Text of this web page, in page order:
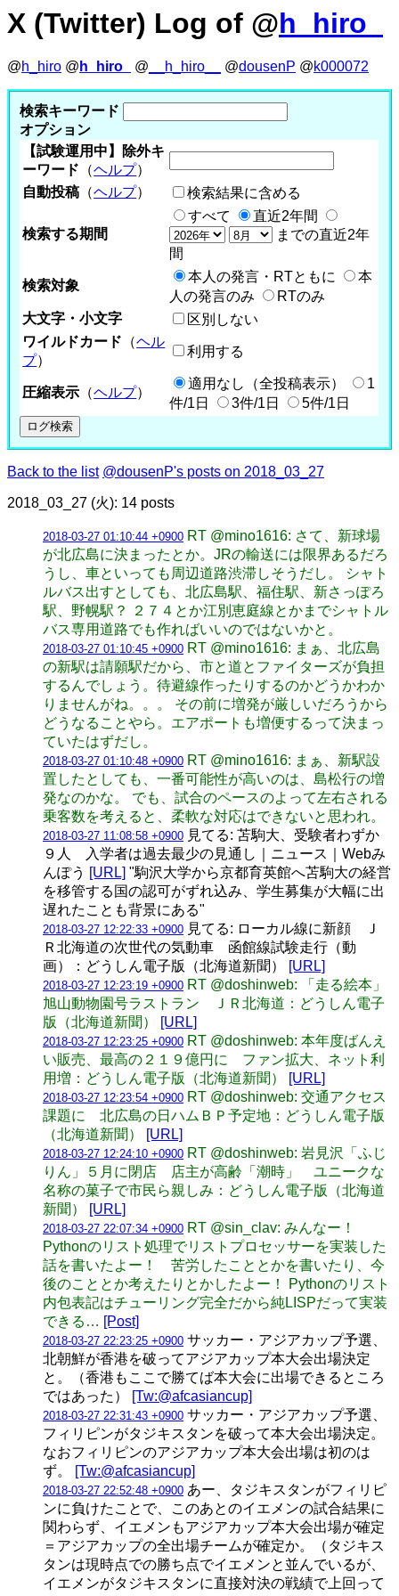
X (Twitter) Log of @h_hiro_
@h_hiro @ h_hiro_ @ __h_hiro__ @dousenP @k000072
検索キーワード
オプション
【試験運用中】除外キ
ーワード （ヘルプ）
自動投稿 （ヘルプ） 検索結果に含める
検索する期間
すべて
直近2年間
までの直近2年
間
検索対象
本人の発言・RTともに
本
人の発言のみ
RTのみ
大文字・小文字
区別しない
ワイルドカード （ヘル
プ）
利用する
圧縮表示 （ヘルプ）
適用なし（全投稿表示）
1
件/1日
3件/1日 5件/1日
Back to the list @dousenP's posts on 2018_03_27
2018_03_27 (火): 14 posts
2018-03-27 01:10:44 +0900 RT @mino1616: さて、新球場
が北広島に決まったとか。JRの輸送には限界あるだろ
うし、車といっても周辺道路渋滞しそうだし。 シャト
ルバス出すとしても、北広島駅、福住駅、新さっぽろ
駅、野幌駅？ ２７４とか江別恵庭線とかまでシャトル
バス専用道路でも作ればいいのではないかと。
2018-03-27 01:10:45 +0900 RT @mino1616: まぁ、北広島
の新駅は請願駅だから、市と道とファイターズが負担
するんでしょう。待避線作ったりするのかどうかわか
りませんがね。。。 その前に増発が厳しいだろうから
どうなることやら。エアポートも増便するって決まっ
ていたはずだし。
2018-03-27 01:10:48 +0900 RT @mino1616: まぁ、新駅設
置したとしても、一番可能性が高いのは、島松行の増
発なのかな。 でも、試合のペースのよって左右される
乗客数を考えると、柔軟な対応はできないと思われ。
2018-03-27 11:08:58 +0900 見てる: 苫駒大、受験者わずか
９人 入学者は過去最少の見通し｜ニュース｜Webみ
んぽう [URL] "駒沢大学から京都育英館へ苫駒大の経営
を移管する国の認可がずれ込み、学生募集が大幅に出
遅れたことも背景にある"
2018-03-27 12:22:33 +0900 見てる: ローカル線に新顔 Ｊ
Ｒ北海道の次世代の気動車 函館線試験走行（動
画）：どうしん電子版（北海道新聞）
[URL]
2018-03-27 12:23:19 +0900 RT @doshinweb: 「走る絵本」
旭山動物園号ラストラン ＪＲ北海道：どうしん電子
版（北海道新聞）
[URL]
2018-03-27 12:23:25 +0900 RT @doshinweb: 本年度ばんえ
い販売、最高の２１９億円に ファン拡大、ネット利
用増：どうしん電子版（北海道新聞）
[URL]
2018-03-27 12:23:54 +0900 RT @doshinweb: 交通アクセス
課題に 北広島の日ハムＢＰ予定地：どうしん電子版
（北海道新聞）
[URL]
2018-03-27 12:24:10 +0900 RT @doshinweb: 岩見沢「ふじ
りん」５月に閉店 店主が高齢「潮時」 ユニークな
名称の菓子で市民ら親しみ：どうしん電子版（北海道
新聞）
[URL]
2018-03-27 22:07:34 +0900 RT @sin_clav: みんなー！
Pythonのリスト処理でリストプロセッサーを実装した
話を書いたよー！ 苦労したこととかを書いたり、今
後のこととか考えたりとかしたよー！ Pythonのリスト
内包表記はチューリング完全だから純LISPだって実装
できる… [Post]
2018-03-27 22:23:25 +0900 サッカー・アジアカップ予選、
北朝鮮が香港を破ってアジアカップ本大会出場決定
と。（香港もここで勝てば本大会に出場できるところ
ではあった）
[Tw:@afcasiancup]
2018-03-27 22:31:43 +0900 サッカー・アジアカップ予選、
フィリピンがタジキスタンを破って本大会出場決定。
なおフィリピンのアジアカップ本大会出場は初のは
ず。
[Tw:@afcasiancup]
2018-03-27 22:52:48 +0900 あー、タジキスタンがフィリピ
ンに負けたことで、このあとのイエメンの試合結果に
関わらず、イエメンもアジアカップ本大会出場が確定
＝アジアカップの全出場チームが確定か。（タジキス
タンは現時点での勝ち点でイエメンと並んでいるが、
イエメンがタジキスタンに直接対決の戦績で上回って